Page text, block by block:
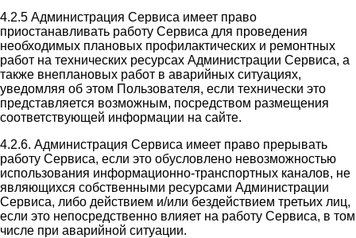
4.2.5 Администрация Сервиса имеет право
приостанавливать работу Сервиса для проведения
необходимых плановых профилактических и ремонтных
работ на технических ресурсах Администрации Сервиса, а
также внеплановых работ в аварийных ситуациях,
уведомляя об этом Пользователя, если технически это
представляется возможным, посредством размещения
соответствующей информации на сайте.
4.2.6. Администрация Сервиса имеет право прерывать
работу Сервиса, если это обусловлено невозможностью
использования информационно-транспортных каналов, не
являющихся собственными ресурсами Администрации
Сервиса, либо действием и/или бездействием третьих лиц,
если это непосредственно влияет на работу Сервиса, в том
числе при аварийной ситуации.